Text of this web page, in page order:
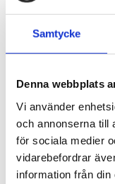
Samtycke
Denna webbplats
Vi använder
och annonserna till
för sociala medier
vidarebefordrar
information från
EAN-kod:
144 kr
st
Finns i lager